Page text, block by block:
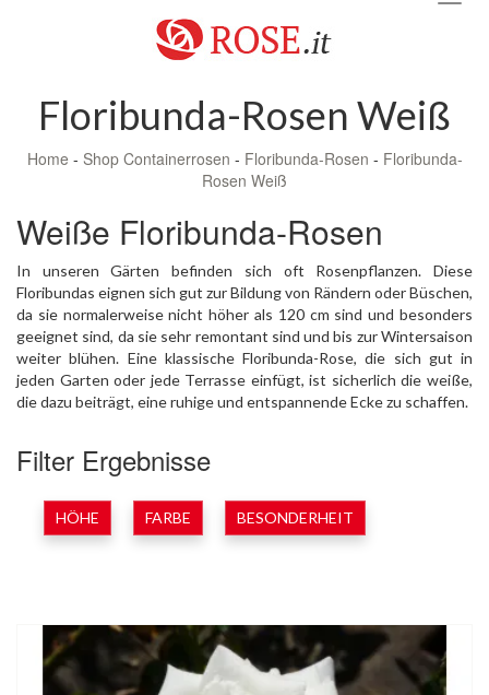
Floribunda-Rosen Weiß
Home - Shop Containerrosen - Floribunda-Rosen - Floribunda-
Rosen Weiß
Weiße Floribunda-Rosen
In unseren Gärten befinden sich oft Rosenpflanzen. Diese
Floribundas eignen sich gut zur Bildung von Rändern oder Büschen,
da sie normalerweise nicht höher als 120 cm sind und besonders
geeignet sind, da sie sehr remontant sind und bis zur Wintersaison
weiter blühen. Eine klassische Floribunda-Rose, die sich gut in
jeden Garten oder jede Terrasse einfügt, ist sicherlich die weiße,
die dazu beiträgt, eine ruhige und entspannende Ecke zu schaffen.
Filter Ergebnisse
HÖHE FARBE BESONDERHEIT